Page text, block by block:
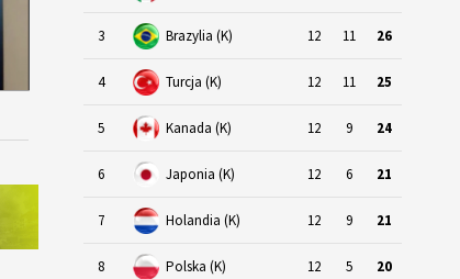
3 Brazylia (K) 12 11 26
4 Turcja (K) 12 11 25
5 Kanada (K) 12 9 24
6 Japonia (K) 12 6 21
7 Holandia (K) 12 9 21
8 Polska (K) 12 5 20